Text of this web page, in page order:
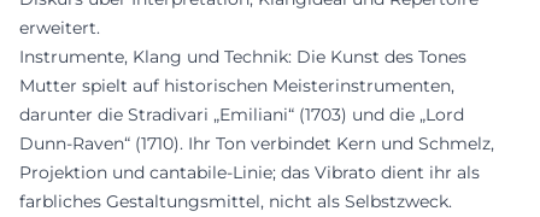
erweitert.
Instrumente, Klang und Technik: Die Kunst des Tones
Mutter spielt auf historischen Meisterinstrumenten,
darunter die Stradivari „Emiliani“ (1703) und die „Lord
Dunn-Raven“ (1710). Ihr Ton verbindet Kern und Schmelz,
Projektion und cantabile-Linie; das Vibrato dient ihr als
farbliches Gestaltungsmittel, nicht als Selbstzweck.